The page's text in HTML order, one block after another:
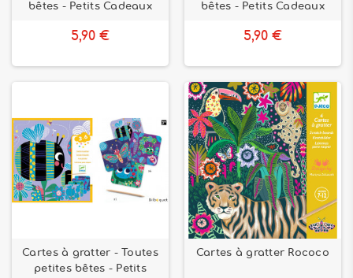
bêtes - Petits Cadeaux
5,90 €
bêtes - Petits Cadeaux
5,90 €
Cartes à gratter - Toutes
petites bêtes - Petits
Cartes à gratter Rococo